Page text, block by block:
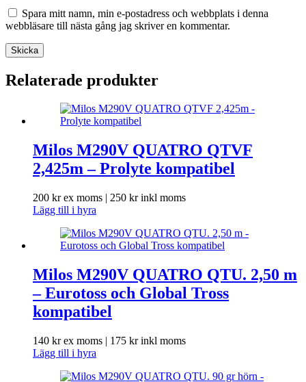
Spara mitt namn, min e-postadress och webbplats i denna
webbläsare till nästa gång jag skriver en kommentar.
Skicka
Relaterade produkter
Milos M290V QUATRO QTVF
2,425m – Prolyte kompatibel
200 krex moms | 250 krinkl moms
Lägg till i hyra
Milos M290V QUATRO QTU. 2,50 m
– Eurotoss och Global Tross
kompatibel
140 krex moms | 175 krinkl moms
Lägg till i hyra